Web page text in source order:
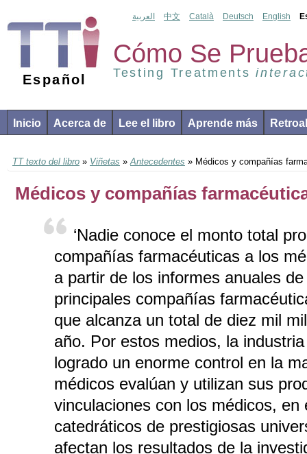
Español
Cómo Se
Testing Treatments
العربية 中文 Català Deutsch English
Inicio Acerca de Lee el libro Aprende más
TT texto del libro » Viñetas »Antecedentes » Médicos y compañías
Médicos y compañías
‘Nadie conoce el monto total
compañías farmacéuticas a los
a partir de los informes anuales
principales compañías
que alcanza un total de diez mil
año. Por estos medios, la
logrado un enorme control en la
médicos evalúan y utilizan sus
vinculaciones con los médicos, en
catedráticos de prestigiosas
afectan los resultados de la